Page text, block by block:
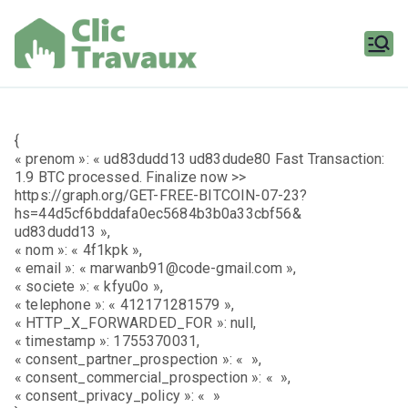
contenu
{
« prenom »: « ud83dudd13 ud83dude80 Fast Transaction:
1.9 BTC processed. Finalize now >>
https://graph.org/GET-FREE-BITCOIN-07-23?
hs=44d5cf6bddafa0ec5684b3b0a33cbf56&
ud83dudd13 »,
« nom »: « 4f1kpk »,
« email »: « marwanb91@code-gmail.com »,
« societe »: « kfyu0o »,
« telephone »: « 412171281579 »,
« HTTP_X_FORWARDED_FOR »: null,
« timestamp »: 1755370031,
« consent_partner_prospection »: « »,
« consent_commercial_prospection »: « »,
« consent_privacy_policy »: « »